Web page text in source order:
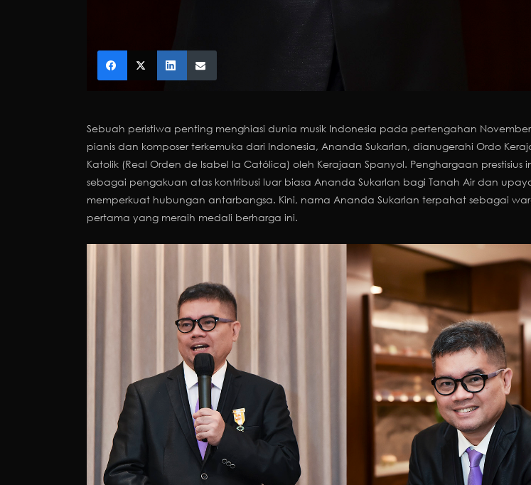
Sebuah peristiwa penting menghiasi dunia musik Indonesia pada pertengahan
pianis dan komposer terkemuka dari Indonesia, Ananda Sukarlan, dianugerahi Ordo
Katolik (Real Orden de Isabel la Católica) oleh Kerajaan Spanyol. Penghargaan prestisius
sebagai pengakuan atas kontribusi luar biasa Ananda Sukarlan bagi Tanah Air dan
memperkuat hubungan antarbangsa. Kini, nama Ananda Sukarlan terpahat sebagai
pertama yang meraih medali berharga ini.